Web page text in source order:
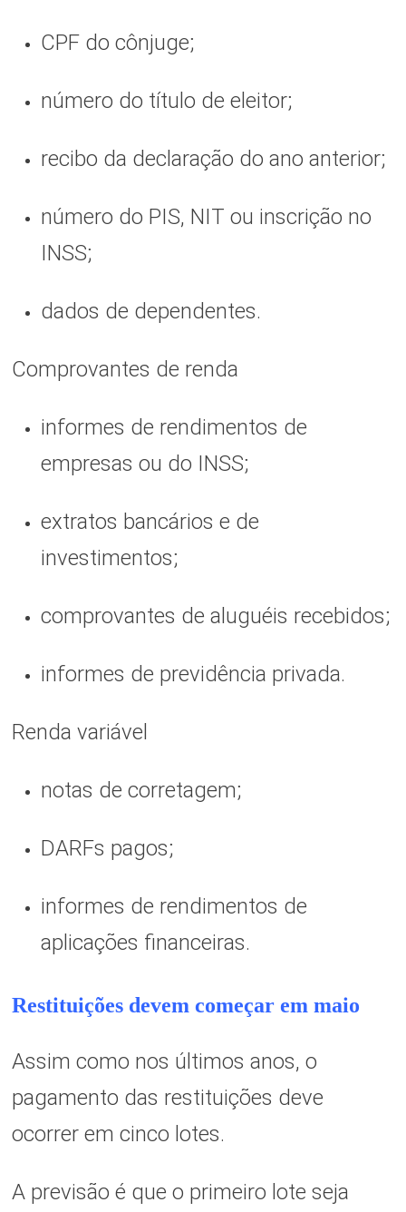
CPF do cônjuge;
número do título de eleitor;
recibo da declaração do ano anterior;
número do PIS, NIT ou inscrição no
INSS;
dados de dependentes.
Comprovantes de renda
informes de rendimentos de
empresas ou do INSS;
extratos bancários e de
investimentos;
comprovantes de aluguéis recebidos;
informes de previdência privada.
Renda variável
notas de corretagem;
DARFs pagos;
informes de rendimentos de
aplicações financeiras.
Restituições devem começar em maio
Assim como nos últimos anos, o
pagamento das restituições deve
ocorrer em cinco lotes.
A previsão é que o primeiro lote seja